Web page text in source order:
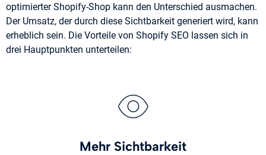
optimierter Shopify-Shop kann den Unterschied ausmachen.
Der Umsatz, der durch diese Sichtbarkeit generiert wird, kann
erheblich sein. Die Vorteile von Shopify SEO lassen sich in
drei Hauptpunkten unterteilen:
Mehr Sichtbarkeit